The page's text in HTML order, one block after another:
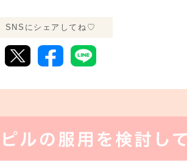
SNSにシェアしてね♡